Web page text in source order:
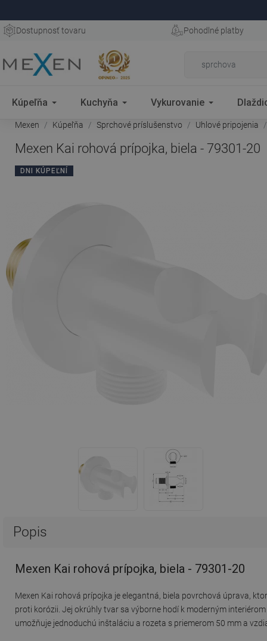
Dostupnosť tovaru Pohodlné platby
Kúpeľňa Kuchyňa Vykurovanie
Mexen Kúpeľňa Sprchové príslušenstvo Uhlové pripojenia
Mexen Kai rohová prípojka, biela - 79301-20
DNI KÚPEĽNÍ
Popis
Mexen Kai rohová prípojka, biela - 79301-20
Mexen Kai rohová prípojka je elegantná, biela povrchová úprava,
proti korózii. Jej okrúhly tvar sa výborne hodí k moderným
umožňuje jednoduchú inštaláciu a rozeta s priemerom 50 mm a